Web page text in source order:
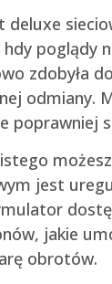
deluxe
poglądy
zdobyła
odmiany.
poprawniej
jest
jakie
obrotów.